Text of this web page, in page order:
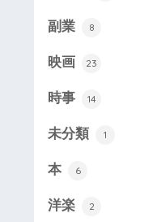
副業 8
映画 23
時事 14
未分類 1
本 6
洋楽 2